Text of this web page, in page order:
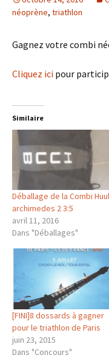
néoprène, triathlon
Gagnez votre combi
Cliquez ici pour
Similaire
Déballage de la Combi
archimedes 2 3:5
avril 11, 2016
Dans "Déballages"
[FINI]8 dossards à gagner
pour le triathlon de Paris
juin 23, 2015
Dans "Concours"